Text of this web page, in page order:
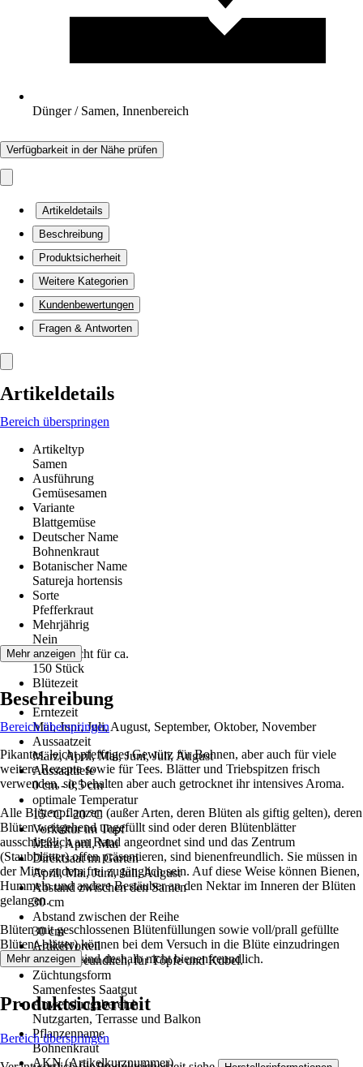
Dünger / Samen, Innenbereich
Verfügbarkeit in der Nähe prüfen
Artikeldetails
Beschreibung
Produktsicherheit
Weitere Kategorien
Kundenbewertungen
Fragen & Antworten
Artikeldetails
Bereich überspringen
Artikeltyp
Samen
Ausführung
Gemüsesamen
Variante
Blattgemüse
Deutscher Name
Bohnenkraut
Botanischer Name
Satureja hortensis
Sorte
Pfefferkraut
Mehrjährig
Nein
Inhalt reicht für ca.
150 Stück
Blütezeit
-
Erntezeit
Mai, Juni, Juli, August, September, Oktober, November
Aussaatzeit
März, April, Mai, Juni, Juli, August
Aussaattiefe
0 cm - 0,5 cm
optimale Temperatur
15 °C - 20 °C
Vorkultur im Topf
März, April, Mai
Direktsaat im Garten
April, Mai, Juni, Juli, August
Abstand zwischen den Samen
30 cm
Abstand zwischen der Reihe
30 cm
Artikelvorteil
Insektenfreundlich, für Töpfe und Kübel.
Züchtungsform
Samenfestes Saatgut
Anwendungsbereich
Nutzgarten, Terrasse und Balkon
Pflanzenname
Bohnenkraut
AKN (Artikelkurznummer)
Mehr anzeigen
Beschreibung
Bereich überspringen
Pikantes, leicht pfeffriges Gewürz für Bohnen, aber auch für viele
weitere Rezepte sowie für Tees. Blätter und Triebspitzen frisch
verwenden, sie behalten aber auch getrocknet ihr intensives Aroma.
Alle Blütenpflanzen (außer Arten, deren Blüten als giftig gelten), deren
Blüten weitgehend ungefüllt sind oder deren Blütenblätter
ausschließlich am Rand angeordnet sind und das Zentrum
(Staubblätter) offen präsentieren, sind bienenfreundlich. Sie müssen in
der Mitte zudem frei zugänglich sein. Auf diese Weise können Bienen,
Hummeln und andere Bestäuber an den Nektar im Inneren der Blüten
gelangen.
Blüten mit geschlossenen Blütenfüllungen sowie voll/prall gefüllte
Blüten(-blätter) können bei dem Versuch in die Blüte einzudringen
blockieren und sind deshalb nicht bienenfreundlich.
Mehr anzeigen
Produktsicherheit
Bereich überspringen